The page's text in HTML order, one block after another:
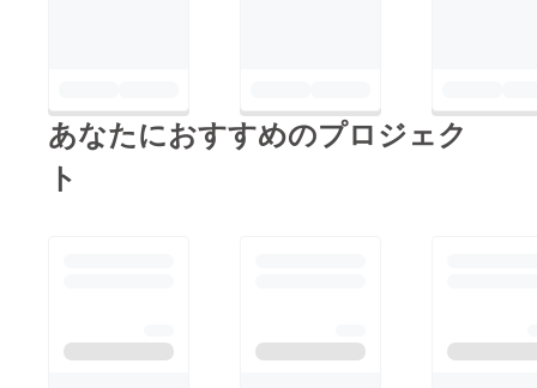
あなたにおすすめのプロジェク
ト